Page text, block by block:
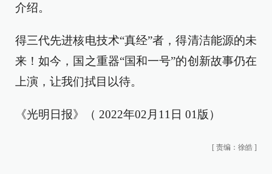
介绍。
得三代先进核电技术“真经”者，得清洁能源的未
来！如今，国之重器“国和一号”的创新故事仍在
上演，让我们拭目以待。
《光明日报》（ 2022年02月11日 01版）
[ 责编：徐皓 ]